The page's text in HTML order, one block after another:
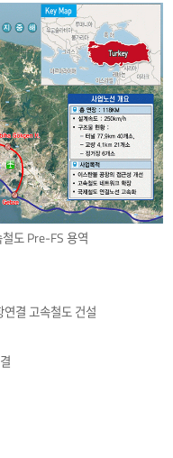
도 Pre-FS 용역
결 고속철도 건설